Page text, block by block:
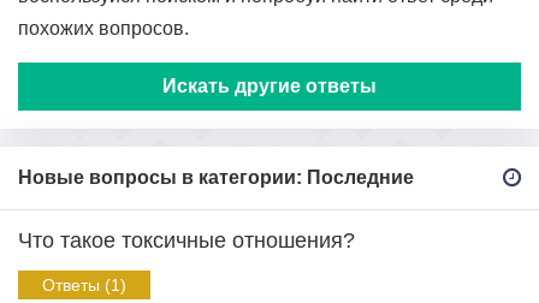
похожих вопросов.
Искать другие ответы
Новые вопросы в категории: Последние
Что такое токсичные отношения?
Ответы (1)